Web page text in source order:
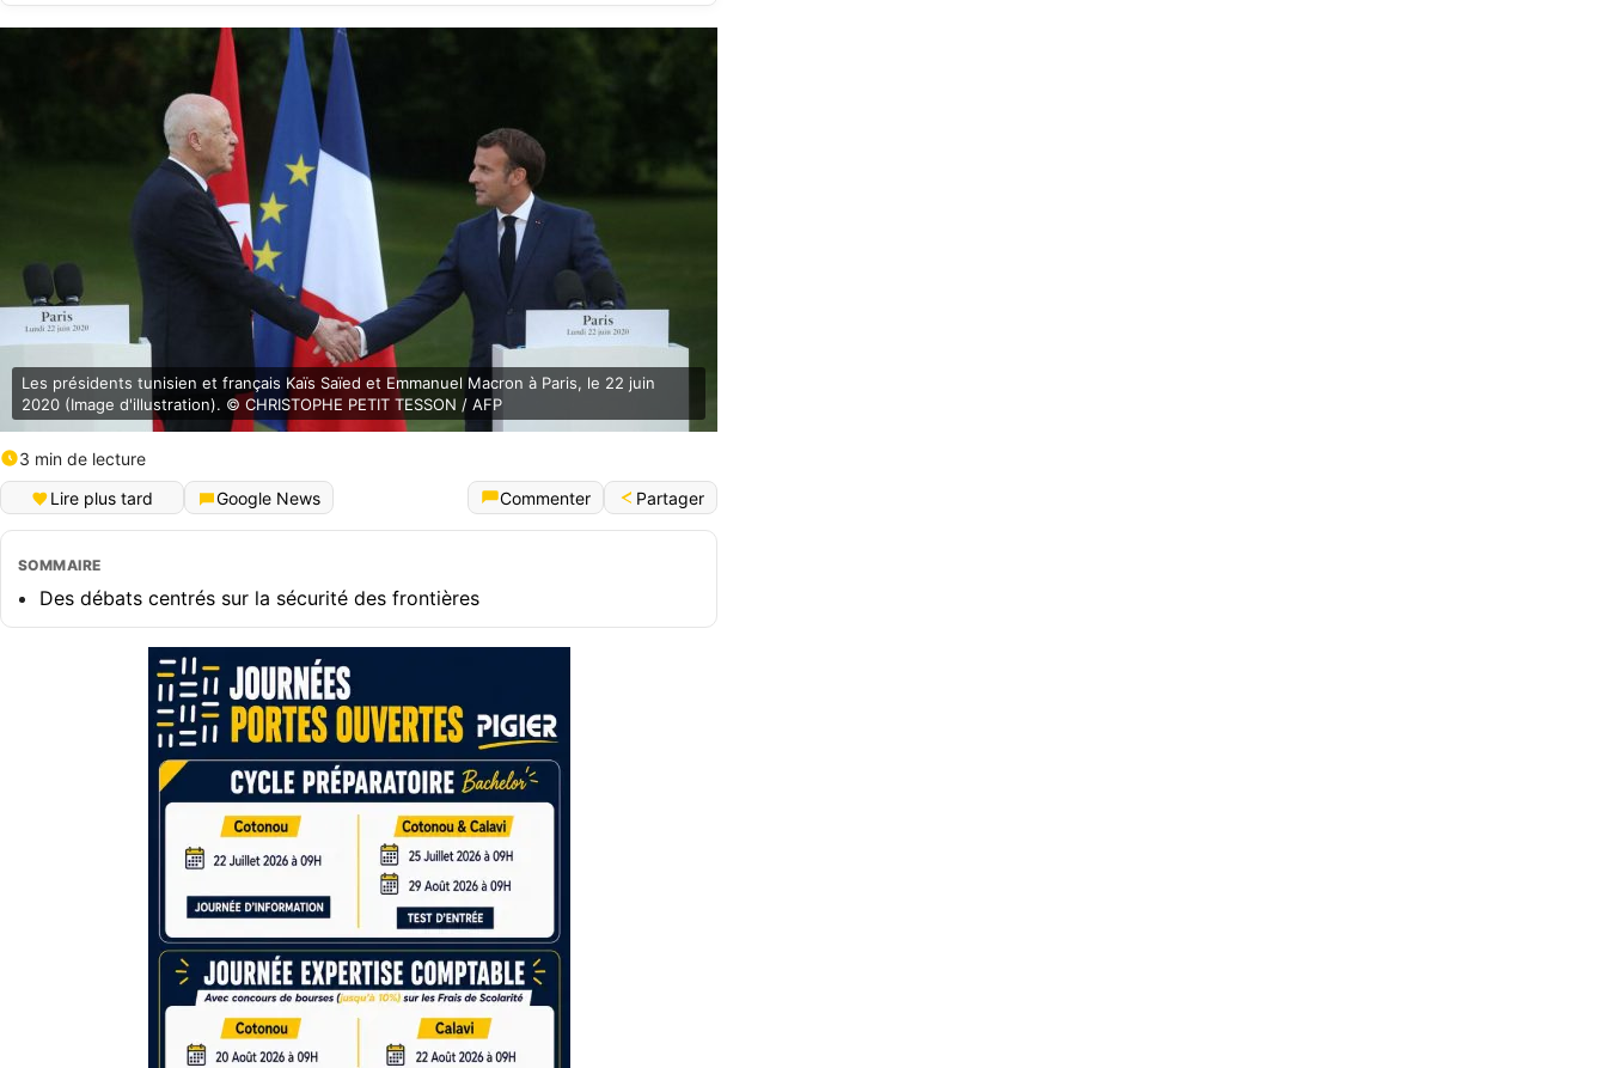
Les présidents tunisien et français Kaïs Saïed et Emmanuel Macron à Paris, le 22 juin
2020 (Image d'illustration). © CHRISTOPHE PETIT TESSON / AFP
3 min de lecture
Lire plus tard
Google News Commenter Partager
SOMMAIRE
Des débats centrés sur la sécurité des frontières